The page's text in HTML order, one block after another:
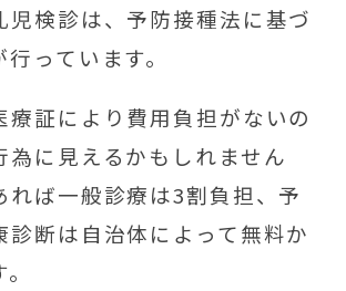
児検診は、予防接種法に基づ
っています。
療証により費用負担がないの
為に見えるかもしれません
れば一般診療は3割負担、予
診断は自治体によって無料か